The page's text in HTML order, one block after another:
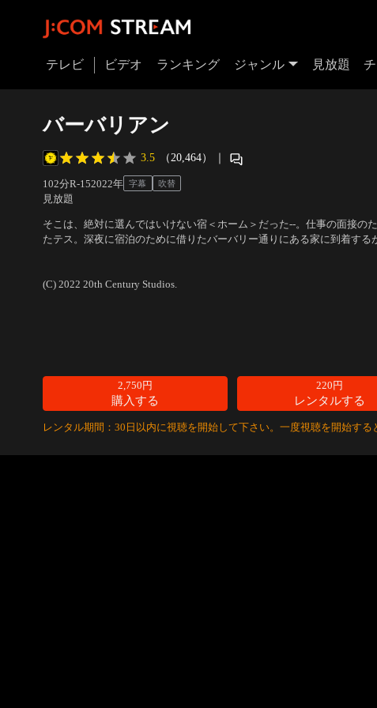
テレビ ビデオ ランキング ジャンル 見放題
バーバリアン
3.5 （20,464） ｜
102分R-152022年 字幕 吹替
見放題
そこは、絶対に選んではいけない宿＜ホーム＞だった--。仕事の面接の
たテス。深夜に宿泊のために借りたバーバリー通りにある家に到着する
(C) 2022 20th Century Studios.
2,750円
購入する
220円
レンタルする
レンタル期間：30日以内に視聴を開始して下さい。一度視聴を開始する